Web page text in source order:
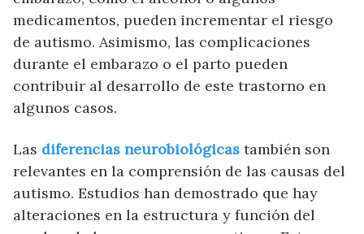
medicamentos, pueden incrementar el riesgo
de autismo. Asimismo, las complicaciones
durante el embarazo o el parto pueden
contribuir al desarrollo de este trastorno en
algunos casos.
Las diferencias neurobiológicas también son
relevantes en la comprensión de las causas del
autismo. Estudios han demostrado que hay
alteraciones en la estructura y función del